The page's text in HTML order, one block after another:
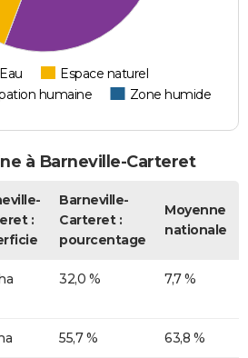
Eau
Espace naturel
humaine Zone humide
à Barneville-Carteret
:
Barneville-
Carteret :
pourcentage
Moyenne
nationale
32,0 % 7,7 %
55,7 % 63,8 %